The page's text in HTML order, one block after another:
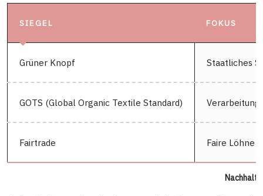
SIEGEL FOKUS
Grüner Knopf Staatliches
GOTS (Global Organic Textile Standard)
Fairtrade Faire Löhne